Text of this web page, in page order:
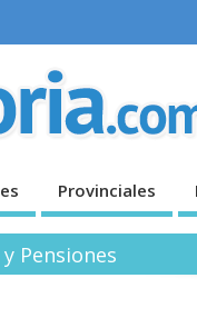
Provinciales
Pensiones